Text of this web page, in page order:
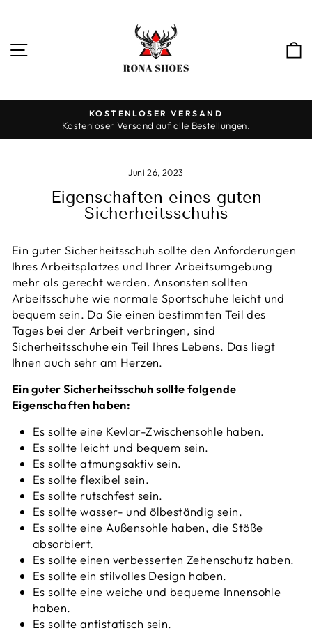
SEITENNAVIGATION
Pause
KOSTENLOSER VERSAND
Kostenloser Versand auf alle Bestellungen.
Juni 26, 2023
Eigenschaften eines guten
Sicherheitsschuhs
Ein guter Sicherheitsschuh sollte den Anforderungen
Ihres Arbeitsplatzes und Ihrer Arbeitsumgebung
mehr als gerecht werden. Ansonsten sollten
Arbeitsschuhe wie normale Sportschuhe leicht und
bequem sein. Da Sie einen bestimmten Teil des
Tages bei der Arbeit verbringen, sind
Sicherheitsschuhe ein Teil Ihres Lebens. Das liegt
Ihnen auch sehr am Herzen.
Ein guter Sicherheitsschuh sollte folgende
Eigenschaften haben:
Es sollte eine Kevlar-Zwischensohle haben.
Es sollte leicht und bequem sein.
Es sollte atmungsaktiv sein.
Es sollte flexibel sein.
Es sollte rutschfest sein.
Es sollte wasser- und ölbeständig sein.
Es sollte eine Außensohle haben, die Stöße
absorbiert.
Es sollte einen verbesserten Zehenschutz haben.
Es sollte ein stilvolles Design haben.
Es sollte eine weiche und bequeme Innensohle
haben.
Es sollte antistatisch sein.